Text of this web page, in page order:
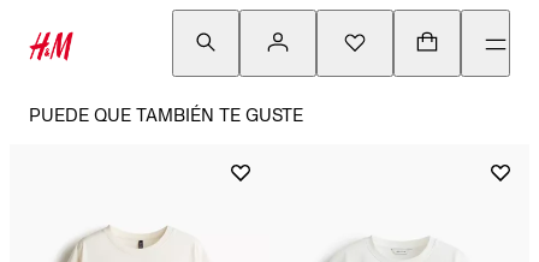
PUEDE QUE TAMBIÉN TE GUSTE